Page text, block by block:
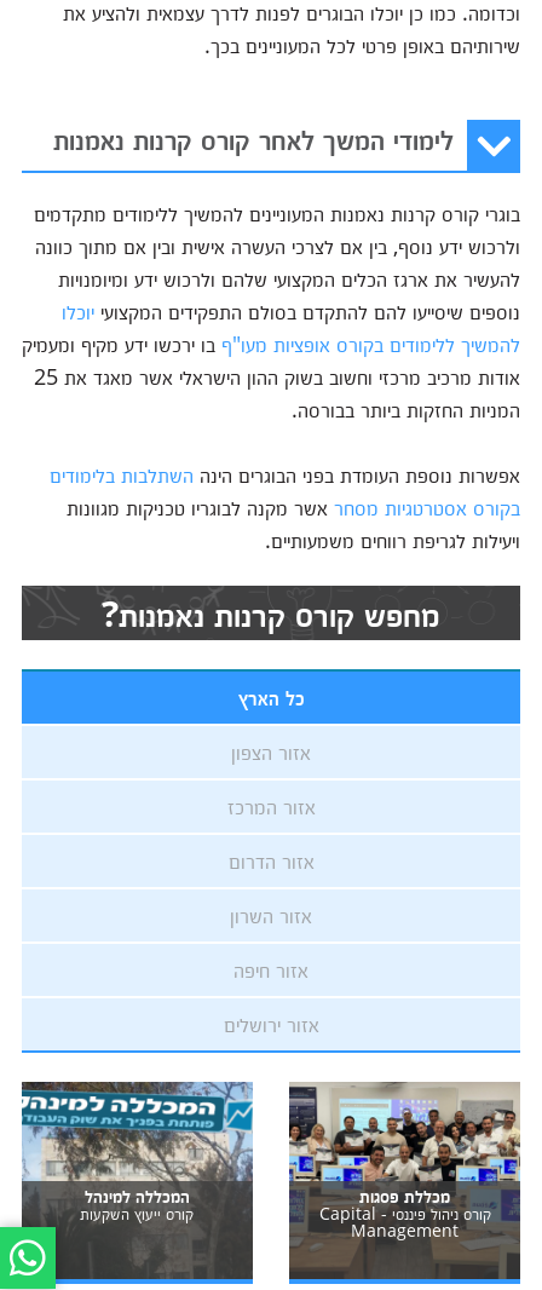
וכדומה. כמו כן יוכלו הבוגרים לפנות לדרך עצמאית ולהציע את
שירותיהם באופן פרטי לכל המעוניינים בכך.
לימודי המשך לאחר קורס קרנות נאמנות
בוגרי קורס קרנות נאמנות המעוניינים להמשיך ללימודים מתקדמים
ולרכוש ידע נוסף, בין אם לצרכי העשרה אישית ובין אם מתוך כוונה
להעשיר את ארגז הכלים המקצועי שלהם ולרכוש ידע ומיומנויות
נוספים שיסייעו להם להתקדם בסולם התפקידים המקצועי יוכלו
להמשיך ללימודים בקורס אופציות מעו"ף בו ירכשו ידע מקיף ומעמיק
אודות מרכיב מרכזי וחשוב בשוק ההון הישראלי אשר מאגד את 25
המניות החזקות ביותר בבורסה.
אפשרות נוספת העומדת בפני הבוגרים הינה השתלבות בלימודים
בקורס אסטרטגיות מסחראשר מקנה לבוגריו טכניקות מגוונות
ויעילות לגריפת רווחים משמעותיים.
מחפש קורס קרנות נאמנות?
כל הארץ
אזור הצפון
אזור המרכז
אזור הדרום
אזור השרון
אזור חיפה
אזור ירושלים
מכללת פסגות
קורס ניהול פיננסי - Capital
Management
המכללה למינהל
קורס ייעוץ השקעות